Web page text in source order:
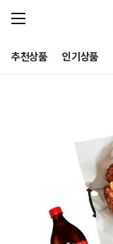
추천상품 인기상품